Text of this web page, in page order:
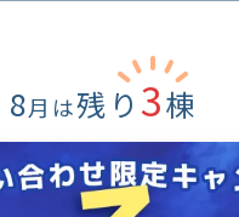
8月は残り 3棟